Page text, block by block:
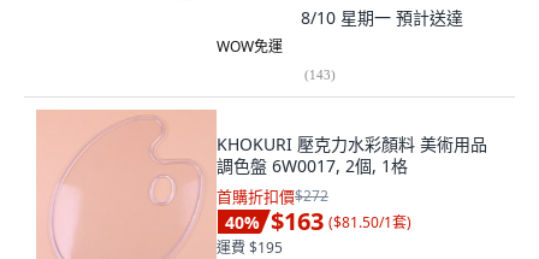
8/10 星期一 預計送達
WOW免運
(143)
KHOKURI 壓克力水彩顏料 美術用品
調色盤 6W0017, 2個, 1格
首購折扣價$272
40% $163 ($81.50/1套)
運費 $195